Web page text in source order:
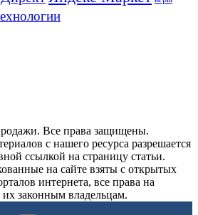
Все права защищены.
с нашего ресурса разрешается
ссылкой на страницу статьи.
на сайте взяты с открытых
интернета, все права на
законным владельцам.